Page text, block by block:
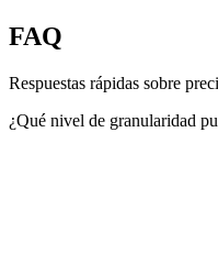
FAQ
Respuestas rápidas sobre
¿Qué nivel de granularidad